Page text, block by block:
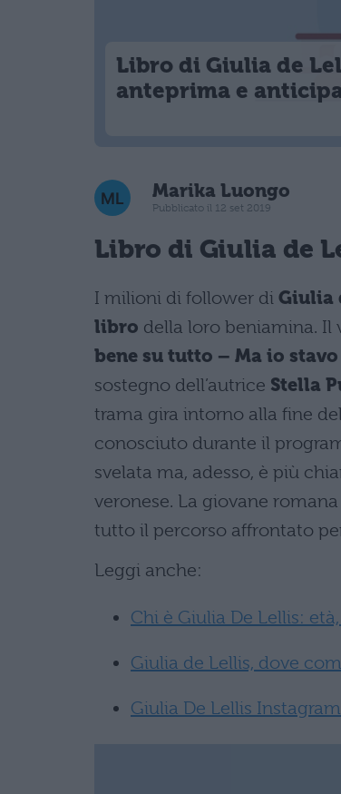
Libro di Giulia de
anteprima e
Marika Luongo
Pubblicato il 12 set 2019
Libro di Giulia de
I milioni di follower di Giulia
libro della loro beniamina. Il
bene su tutto – Ma io
sostegno dell’autrice Stella
trama gira intorno alla fine
conosciuto durante il
svelata ma, adesso, è più
veronese. La giovane
tutto il percorso affrontato
Leggi anche:
Chi è Giulia De Lellis:
Giulia de Lellis, dove
Giulia De Lellis